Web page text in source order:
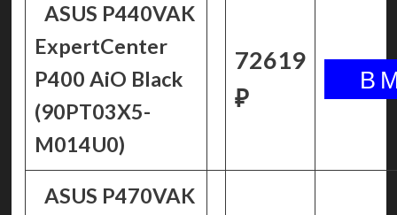
ASUS P440VAK
ExpertCenter
P400 AiO Black
(90PT03X5-
M014U0)
72619
₽
ASUS P470VAK